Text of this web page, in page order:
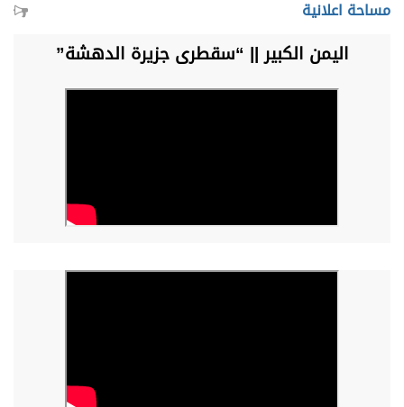
مساحة اعلانية
اليمن الكبير || “سقطرى جزيرة الدهشة”